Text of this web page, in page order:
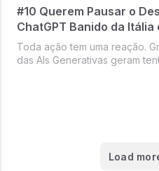
#10 Querem Pausar o
ChatGPT Banido da
Toda ação tem uma reação.
das AIs Generativas geram
Load